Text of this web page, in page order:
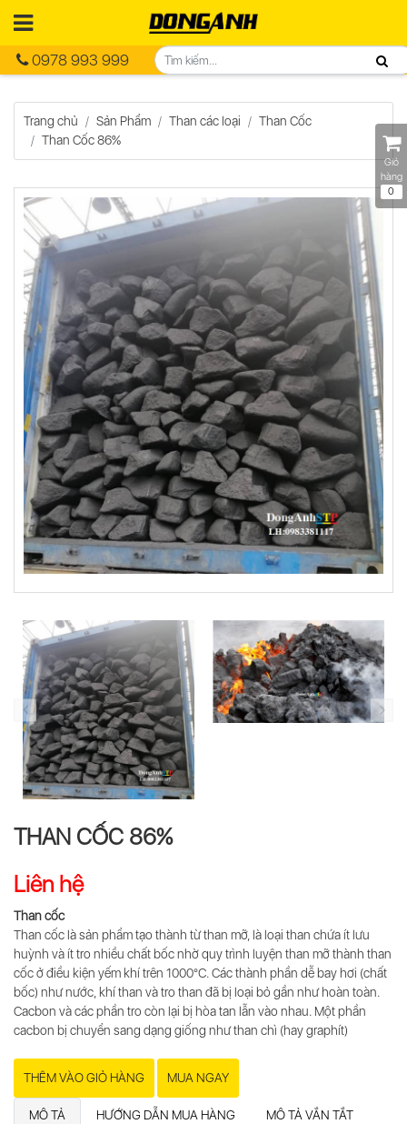
0978 993 999
Giỏ
hàng
0
Trang chủ Sản Phẩm Than các loại
Than Cốc
Than Cốc 86%
THAN CỐC 86%
Liên hệ
Than cốc
Than cốc là sản phẩm tạo thành từ than mỡ, là loại than chứa ít lưu
huỳnh và ít tro nhiều chất bốc nhờ quy trình luyện than mỡ thành than
cốcở điều kiện yếm khí trên 1000°С. Các thành phần dễ bay hơi (chất
bốc) như nước, khí than và tro than đã bị loại bỏ gần như hoàn toàn.
Cacbon và các phần tro còn lại bị hòa tan lẫn vào nhau. Một phần
cacbon bị chuyển sang dạng giống như than chì (hay graphít)
THÊM VÀO GIỎ HÀNG MUA NGAY
MÔ TẢ HƯỚNG DẪN MUA HÀNG MÔ TẢ VẮN TẮT